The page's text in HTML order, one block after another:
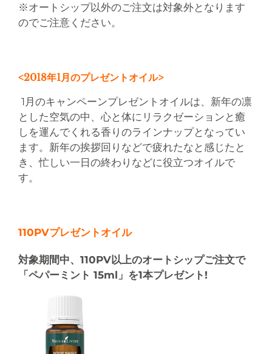
※オートシップ以外のご注文は対象外となります
のでご注意ください。
<2018年1月のプレゼントオイル>
1月のキャンペーンプレゼントオイルは、新年の凛
とした空気の中、心と体にリラクゼーションと癒
しを運んでくれる香りのラインナップとなってい
ます。新年の挨拶回りなどで疲れたなと感じたと
き、忙しい一日の終わりなどに役立つオイルで
す。
110PVプレゼントオイル
対象期間中、110PV以上のオートシップご注文で
「ペパーミント 15ml」を1本プレゼント!